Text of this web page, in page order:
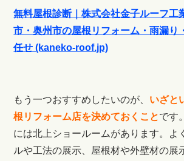
無料屋根診断｜株式会社金子ルーフ工
市・奥州市の屋根リフォーム・雨漏り
任せ (kaneko-roof.jp)
もう一つおすすめしたいのが、 いざと
根リフォーム店を決めておくことです
には北上ショールームがあります。よ
ルや工法の展示、屋根材や外壁材の展